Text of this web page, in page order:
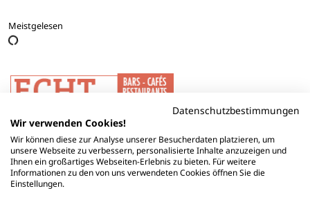
Meistgelesen
Datenschutzbestimmungen
Wir verwenden Cookies!
Wir können diese zur Analyse unserer Besucherdaten platzieren, um
unsere Webseite zu verbessern, personalisierte Inhalte anzuzeigen und
Ihnen ein großartiges Webseiten-Erlebnis zu bieten. Für weitere
Informationen zu den von uns verwendeten Cookies öffnen Sie die
Einstellungen.